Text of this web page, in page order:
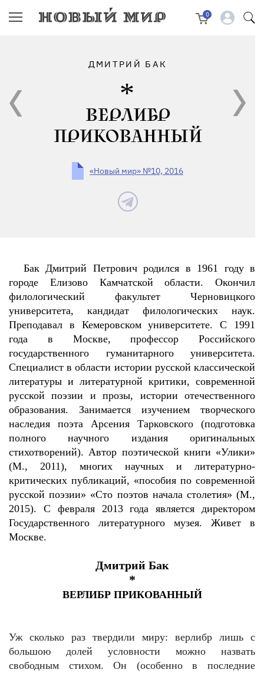
0
ДМИТРИЙ БАК
ВЕРЛИБР
ПРИКОВАННЫЙ
«Новый мир» №10, 2016
Бак Дмитрий Петрович родился в 1961 году в
городе Елизово Камчатской области. Окончил
филологический факультет Черновицкого
университета, кандидат филологических наук.
Преподавал в Кемеровском университете. С 1991
года в Москве, профессор Российского
государственного гуманитарного университета.
Специалист в области истории русской классической
литературы и литературной критики, современной
русской поэзии и прозы, истории отечественного
образования. Занимается изучением творческого
наследия поэта Арсения Тарковского (подготовка
полного научного издания оригинальных
стихотворений). Автор поэтической книги «Улики»
(М., 2011), многих научных и литературно-
критических публикаций, «пособия по современной
русской поэзии» «Сто поэтов начала столетия» (М.,
2015). С февраля 2013 года является директором
Государственного литературного музея. Живет в
Москве.
Дмитрий Бак
*
ВЕРЛИБР ПРИКОВАННЫЙ
Уж сколько раз твердили миру: верлибр лишь с
большою долей условности можно назвать
свободным стихом. Он (особенно в последние